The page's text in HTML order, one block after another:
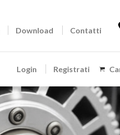
Download Contatti
Login Registrati